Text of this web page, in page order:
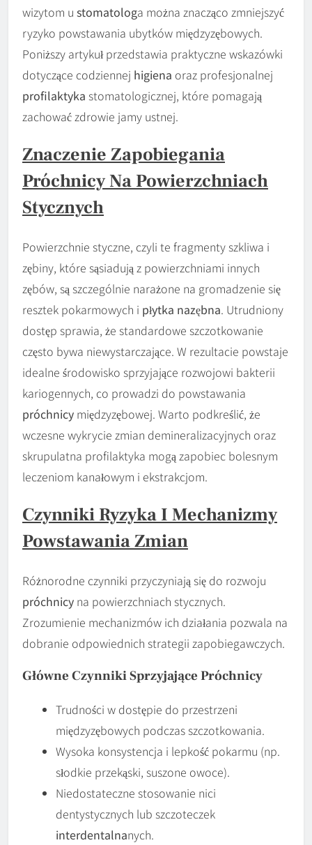
wizytom u stomatologa można znacząco zmniejszyć
ryzyko powstawania ubytków międzyzębowych.
Poniższy artykuł przedstawia praktyczne wskazówki
dotyczące codziennej higiena oraz profesjonalnej
profilaktyka stomatologicznej, które pomagają
zachować zdrowie jamy ustnej.
Znaczenie Zapobiegania
Próchnicy Na Powierzchniach
Stycznych
Powierzchnie styczne, czyli te fragmenty szkliwa i
zębiny, które sąsiadują z powierzchniami innych
zębów, są szczególnie narażone na gromadzenie się
resztek pokarmowych i płytka nazębna. Utrudniony
dostęp sprawia, że standardowe szczotkowanie
często bywa niewystarczające. W rezultacie powstaje
idealne środowisko sprzyjające rozwojowi bakterii
kariogennych, co prowadzi do powstawania
próchnicy międzyzębowej. Warto podkreślić, że
wczesne wykrycie zmian demineralizacyjnych oraz
skrupulatna profilaktyka mogą zapobiec bolesnym
leczeniom kanałowym i ekstrakcjom.
Czynniki Ryzyka I Mechanizmy
Powstawania Zmian
Różnorodne czynniki przyczyniają się do rozwoju
próchnicy na powierzchniach stycznych.
Zrozumienie mechanizmów ich działania pozwala na
dobranie odpowiednich strategii zapobiegawczych.
Główne Czynniki Sprzyjające Próchnicy
Trudności w dostępie do przestrzeni
międzyzębowych podczas szczotkowania.
Wysoka konsystencja i lepkość pokarmu (np.
słodkie przekąski, suszone owoce).
Niedostateczne stosowanie nici
dentystycznych lub szczoteczek
interdentalnanych.